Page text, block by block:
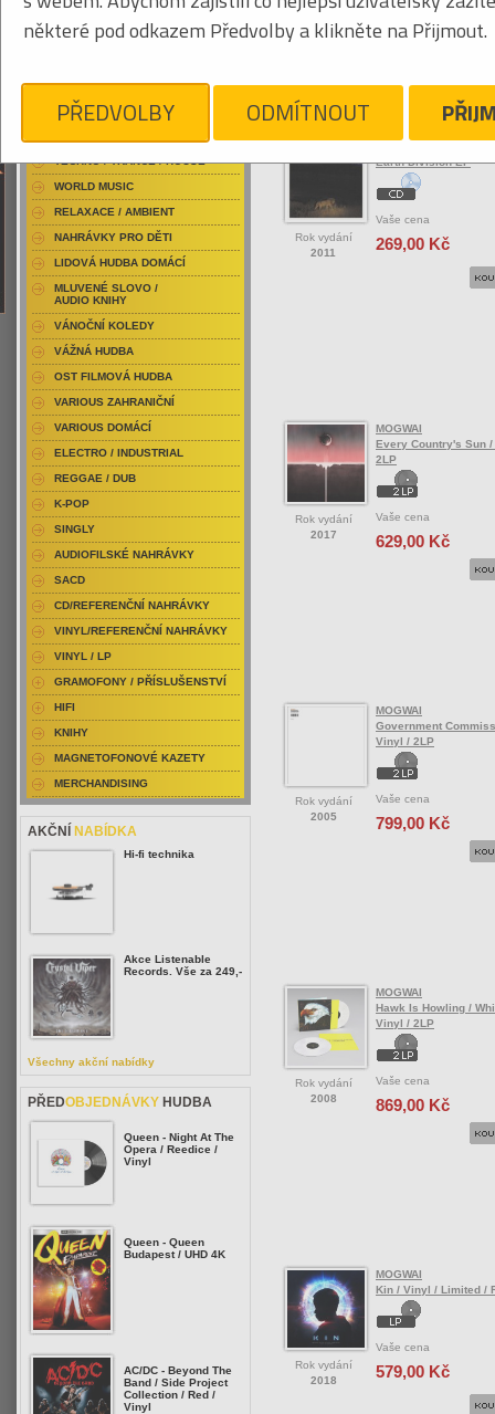
ROCK/POP
Rok vydání
2011
Earth Division EP
Vaše cena
269,00 Kč
Rok vydání
2017
MOGWAI
Every Country's Sun
2LP
Vaše cena
629,00 Kč
Rok vydání
2005
MOGWAI
Government
Vinyl / 2LP
Vaše cena
799,00 Kč
Rok vydání
2008
MOGWAI
Hawk Is Howling /
Vinyl / 2LP
Vaše cena
869,00 Kč
Rok vydání
2018
MOGWAI
Kin / Vinyl / Limited /
Vaše cena
579,00 Kč
RAP / HIP HOP DOMÁCÍ
RAP / HIP HOP ZAHRANIČNÍ
DVD / HUDBA
PUNK / HARDCORE
TECHNO / TRANCE / HOUSE
WORLD MUSIC
RELAXACE / AMBIENT
NAHRÁVKY PRO DĚTI
LIDOVÁ HUDBA DOMÁCÍ
MLUVENÉ SLOVO /
AUDIO KNIHY
VÁNOČNÍ KOLEDY
VÁŽNÁ HUDBA
OST FILMOVÁ HUDBA
VARIOUS ZAHRANIČNÍ
VARIOUS DOMÁCÍ
ELECTRO / INDUSTRIAL
REGGAE / DUB
K-POP
SINGLY
AUDIOFILSKÉ NAHRÁVKY
SACD
CD/REFERENČNÍ NAHRÁVKY
VINYL/REFERENČNÍ NAHRÁVKY
VINYL / LP
GRAMOFONY / PŘÍSLUŠENSTVÍ
HIFI
KNIHY
MAGNETOFONOVÉ KAZETY
MERCHANDISING
AKČNÍ NABÍDKA
Hi-fi technika
Akce Listenable
Records. Vše za 249,-
Všechny akční nabídky
PŘEDOBJEDNÁVKY HUDBA
Queen - Night At The
Opera / Reedice /
Vinyl
Queen - Queen
Budapest / UHD 4K
AC/DC - Beyond The
Band / Side Project
Collection / Red /
Vinyl
některé pod odkazem Předvolby a klikněte na Přijmout.
PŘEDVOLBY ODMÍTNOUT